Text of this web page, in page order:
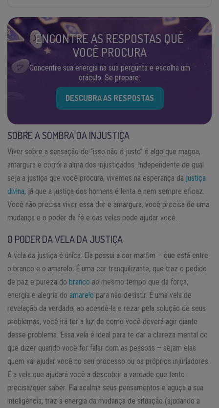
ENCONTRE AS RESPOSTAS QUE
VOCÊ PROCURA
Concentre sua energia na sua pergunta e escolha um
oráculo. Se prepare.
DESCUBRA AS RESPOSTAS
SOBRE A SOMBRA DA INJUSTIÇA
Viver sobre a sensação de “isso não é justo” é algo que magoa,
amargura e corrói a alma dos injustiçados. Independente de qual
seja a justiça que você procura, vivemos na esperança da justiça
divina, já que a justiça dos homens é lenta e nem sempre eficaz.
Você não precisa viver essa dor e amargura, você precisa de uma
mudança e o poder da fé e das velas pode ajudar você.
O PODER DA VELA DA JUSTIÇA
A vela da justiça é única. Ela possui a cor marfim – que está entre
o branco e o amarelo. É uma cor tranquilizante, que traz o pedido
de paz e pureza do branco ao mesmo tempo que dá força,
energia e alegria do amarelo para não desistir. É uma vela de
revelação da verdade, ao acendê-la e rezar pela solução de seus
problemas, você irá ter a luz de como você deverá agir diante
desse problema. Essa vela é ideal para te dar a clareza mental do
que dizer quando você for falar com as pessoas – sejam elas
quem vai ajudar você no seu processo ou os próprios injuriadores.
É a vela que ajudará você a descobrir a verdade que tanto
precisa/quer saber. Ela acalma seus pensamentos e aguça a sua
inteligência, traz a energia da mudança de situação (ajudando a